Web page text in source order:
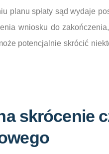
planu spłaty sąd wydaje
wniosku do
potencjalnie skrócić
skrócenie